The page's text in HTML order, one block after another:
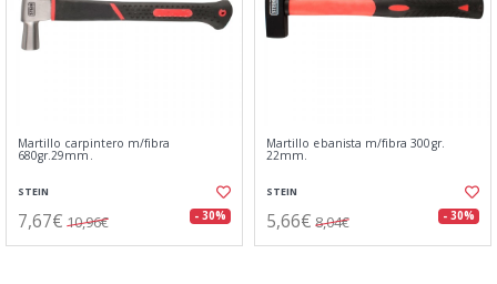
Martillo carpintero m/fibra
680gr.29mm.
STEIN
7,67€ 10,96€ - 30%
Martillo ebanista m/fibra 300gr.
22mm.
STEIN
5,66€ 8,04€ - 30%